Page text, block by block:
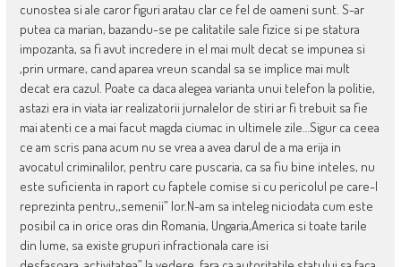
cunostea si ale caror figuri aratau clar ce fel de oameni sunt. S-ar
putea ca marian, bazandu-se pe calitatile sale fizice si pe statura
impozanta, sa fi avut incredere in el mai mult decat se impunea si
,prin urmare, cand aparea vreun scandal sa se implice mai mult
decat era cazul. Poate ca daca alegea varianta unui telefon la politie,
astazi era in viata iar realizatorii jurnalelor de stiri ar fi trebuit sa fie
mai atenti ce a mai facut magda ciumac in ultimele zile…Sigur ca ceea
ce am scris pana acum nu se vrea a avea darul de a ma erija in
avocatul criminalilor, pentru care puscaria, ca sa fiu bine inteles, nu
este suficienta in raport cu faptele comise si cu pericolul pe care-l
reprezinta pentru,,semenii” lor.N-am sa inteleg niciodata cum este
posibil ca in orice oras din Romania, Ungaria,America si toate tarile
din lume, sa existe grupuri infractionala care isi